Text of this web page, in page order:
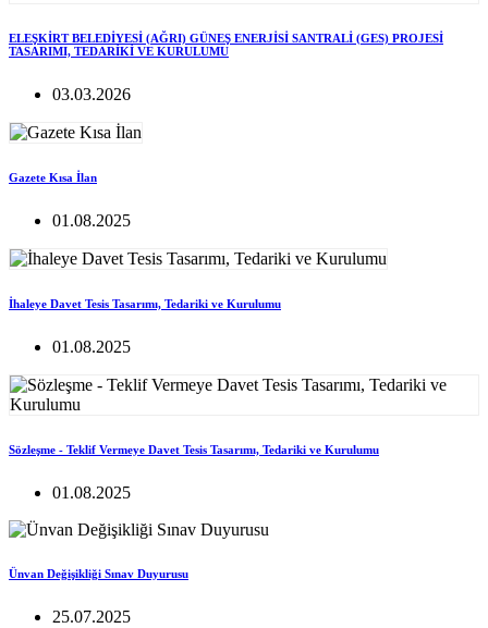
ELEŞKİRT BELEDİYESİ (AĞRI) GÜNEŞ ENERJİSİ SANTRALİ (GES) PROJESİ
TASARIMI, TEDARİKİ VE KURULUMU
03.03.2026
Gazete Kısa İlan
01.08.2025
İhaleye Davet Tesis Tasarımı, Tedariki ve Kurulumu
01.08.2025
Sözleşme - Teklif Vermeye Davet Tesis Tasarımı, Tedariki ve Kurulumu
01.08.2025
Ünvan Değişikliği Sınav Duyurusu
25.07.2025